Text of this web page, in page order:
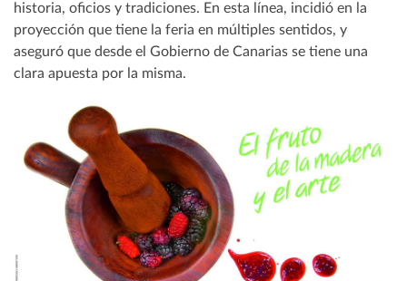
historia, oficios y tradiciones. En esta línea, incidió en la
proyección que tiene la feria en múltiples sentidos, y
aseguró que desde el Gobierno de Canarias se tiene una
clara apuesta por la misma.